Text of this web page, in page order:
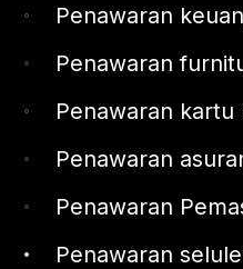
Penawaran
Penawaran
Penawaran kartu
Penawaran
Penawaran
Penawaran